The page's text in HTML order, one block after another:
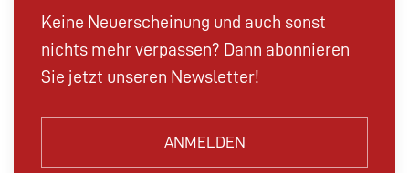
Keine Neuerscheinung und auch sonst
nichts mehr verpassen? Dann abonnieren
Sie jetzt unseren Newsletter!
ANMELDEN